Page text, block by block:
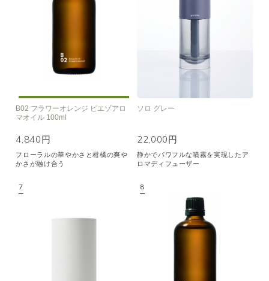
B02 フラワーオレンジ ピエゾアロ
マオイル 100ml
4,840円
フローラルの華やかさと柑橘の爽や
かさが融け合う
ソロ グレー
22,000円
静かでパワフルな噴霧を実現したア
ロマディフューザー